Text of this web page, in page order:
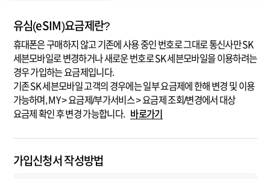
유심(eSIM)요금제란?
휴대폰은 구매하지 않고 기존에 사용 중인 번호로 그대로 통신사만 SK
세븐모바일로 변경하거나 새로운 번호로 SK 세븐모바일을 이용하려는
경우 가입하는 요금제입니다.
기존 SK 세븐모바일 고객의 경우에는 일부 요금제에 한해 변경 및 이용
가능하며, MY > 요금제/부가서비스 > 요금제 조회/변경에서 대상
요금제 확인 후 변경 가능합니다.
바로가기
가입신청서 작성방법